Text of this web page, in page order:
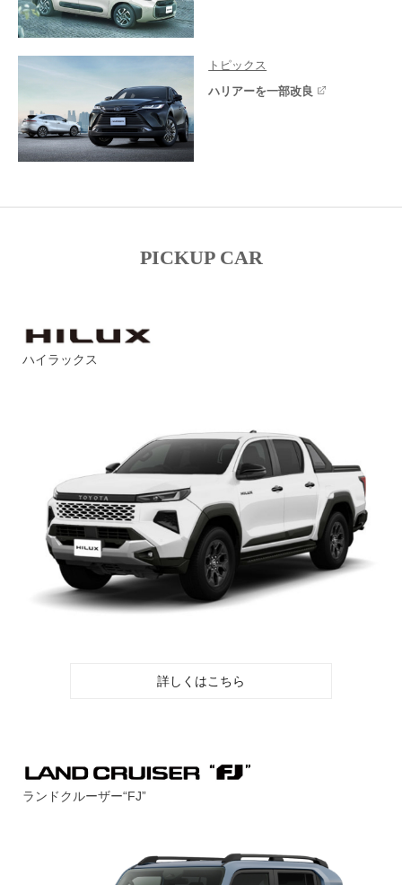
トピックス
ハリアーを一部改良
PICKUP CAR
ハイラックス
詳しくはこちら
ランドクルーザー“FJ”